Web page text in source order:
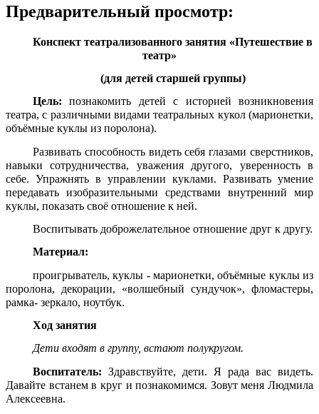
Предварительный просмотр:
Конспект театрализованного занятия «Путешествие в
театр»
(для детей старшей группы)
Цель:познакомить детей с историей возникновения
театра, с различными видами театральных кукол (марионетки,
объёмные куклы из поролона).
Развивать способность видеть себя глазами сверстников,
навыки сотрудничества, уважения другого, уверенность в
себе. Упражнять в управлении куклами. Развивать умение
передавать изобразительными средствами внутренний мир
куклы, показать своё отношение к ней.
Воспитывать доброжелательное отношение друг к другу.
Материал:
проигрыватель, куклы - марионетки, объёмные куклы из
поролона, декорации, «волшебный сундучок», фломастеры,
рамка- зеркало, ноутбук.
Ход занятия
Дети входят в группу, встают полукругом.
Воспитатель: Здравствуйте, дети. Я рада вас видеть.
Давайте встанем в круг и познакомимся. Зовут меня Людмила
Алексеевна.